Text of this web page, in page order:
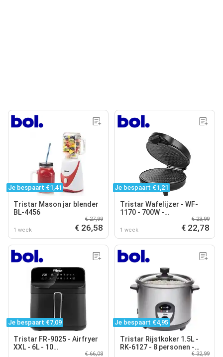
Je bespaart €1,41
Tristar Mason jar blender
BL-4456
1 week
€ 27,99
€ 26,58
Je bespaart €1,21
Tristar Wafelijzer - WF-
1170 - 700W -
ijshoorntjes - Anti
1 week
€ 23,99
€ 22,78
Je bespaart €7,09
Tristar FR-9025 - Airfryer
XXL - 6L - 10
Bakprogramma's - PFAS-€ 66,08
Je bespaart €4,95
Tristar Rijstkoker 1.5L -
RK-6127 - 8 personen -
Droogkookbeveiliging,€ 32,99